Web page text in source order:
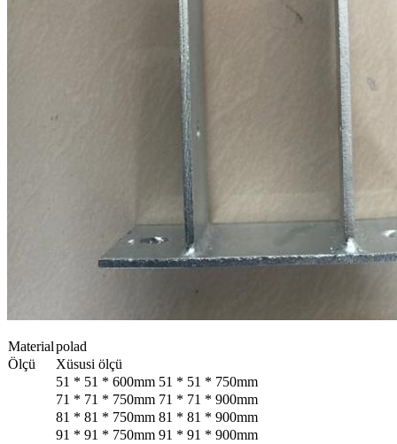
Materialpolad
Ölçü
Xüsusi ölçü
51 * 51 * 600mm 51 * 51 * 750mm
71 * 71 * 750mm 71 * 71 * 900mm
81 * 81 * 750mm 81 * 81 * 900mm
91 * 91 * 750mm 91 * 91 * 900mm